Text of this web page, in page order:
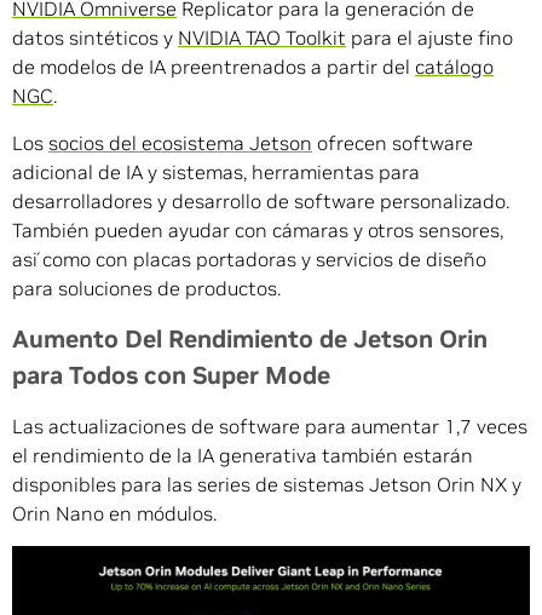
NVIDIA Omniverse Replicator para la generación de
datos sintéticos y NVIDIA TAO Toolkit para el ajuste fino
de modelos de IA preentrenados a partir del catálogo
NGC.
Los socios del ecosistema Jetson ofrecen software
adicional de IA y sistemas, herramientas para
desarrolladores y desarrollo de software personalizado.
También pueden ayudar con cámaras y otros sensores,
así como con placas portadoras y servicios de diseño
para soluciones de productos.
Aumento Del Rendimiento de Jetson Orin
para Todos con Super Mode
Las actualizaciones de software para aumentar 1,7 veces
el rendimiento de la IA generativa también estarán
disponibles para las series de sistemas Jetson Orin NX y
Orin Nano en módulos.